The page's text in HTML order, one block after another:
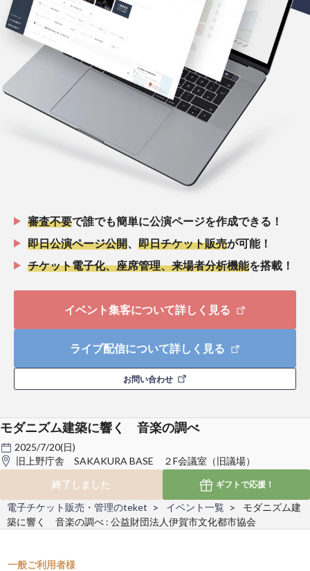
審査不要で誰でも簡単に公演ページを作成できる！
即日公演ページ公開
即日チケット販売が可能！
チケット電子化、座席管理、来場者分析機能を搭載！
イベント集客について詳しく見る
ライブ配信について詳しく見る
お問い合わせ
モダニズム建築に響く 音楽の調べ
2025/7/20(日)
旧上野庁舎 SAKAKURA BASE ２F会議室（旧議場）
終了しました
ギフトで応援！
電子チケット販売・管理のteket イベント一覧
モダニズム建
築に響く 音楽の調べ : 公益財団法人伊賀市文化都市協会
一般ご利用者様